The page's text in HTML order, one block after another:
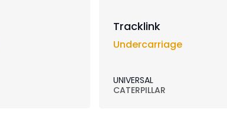
Tracklink
Undercarriage
UNIVERSAL
CATERPILLAR